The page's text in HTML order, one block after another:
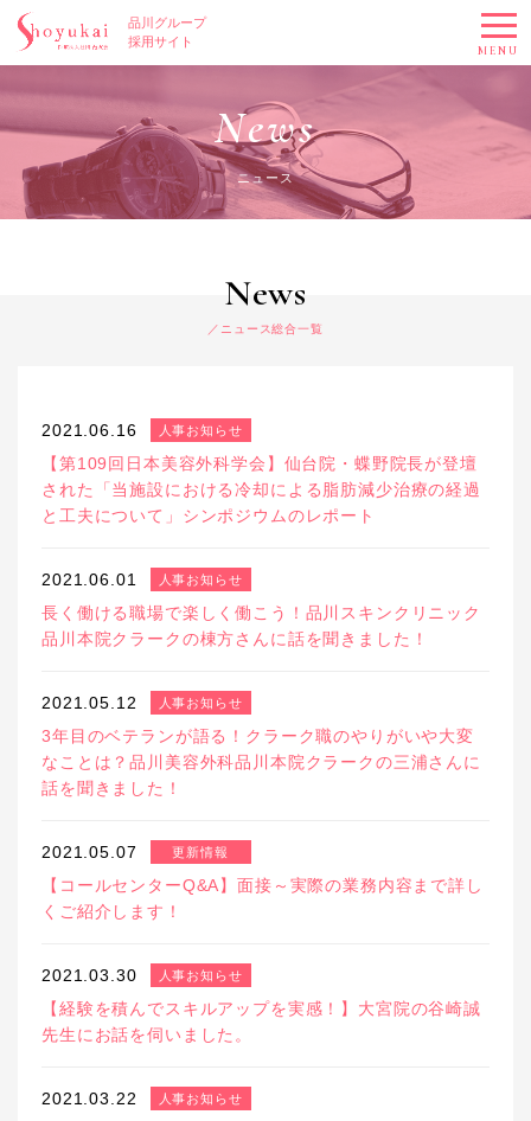
品川グループ
採用サイト
MENU
News
ニュース
News
ニュース総合一覧
2021.06.16 人事お知らせ
【第109回日本美容外科学会】仙台院・蝶野院長が登壇
された「当施設における冷却による脂肪減少治療の経過
と工夫について」シンポジウムのレポート
2021.06.01 人事お知らせ
長く働ける職場で楽しく働こう！品川スキンクリニック
品川本院クラークの棟方さんに話を聞きました！
2021.05.12 人事お知らせ
3年目のベテランが語る！クラーク職のやりがいや大変
なことは？品川美容外科品川本院クラークの三浦さんに
話を聞きました！
2021.05.07 更新情報
【コールセンターQ&A】面接～実際の業務内容まで詳し
くご紹介します！
2021.03.30 人事お知らせ
【経験を積んでスキルアップを実感！】大宮院の谷崎誠
先生にお話を伺いました。
2021.03.22 人事お知らせ